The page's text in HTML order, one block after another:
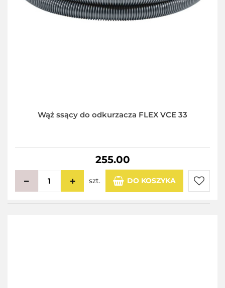
Wąż ssący do odkurzacza FLEX VCE 33
255.00
szt. DO KOSZYKA